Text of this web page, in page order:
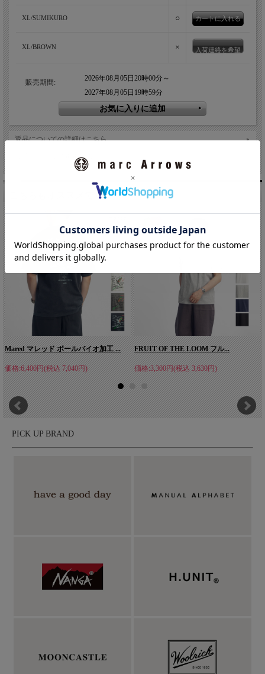
ゆったりワイドなシルエットは裾をギュッと絞れ
るドローコード内蔵。
本体に関しては、ボックス型の幅広な身頃、アームホールもやや
広めで、オーバーなサイズ感のゆったりシルエット。少し長めの
着丈は、裾にドローコードを内蔵することで、裾が絞れる仕様
に。裾が絞れるようになったことで、身幅は広いけど着丈はコン
パクトな、イマの気分で着用できる一着に。スウェットのように
裾に丸みも出せて、着こなしのアレンジも可能なのです。首裏か
ら肩にかけてはタコバインダーを通した型崩れしにくい襟。
思想。そして、日本の山の記憶。
ローマ帝国時代の碑文に由来する文字に、フランスからアメリカ
大国による不穏なニュースが多いこの分断の時代でも、文化は交
われるよという意味を込めたわけです。
プリントは国内工場にてシルクスクリーンの半ラバーと染み込み
XL/SUMIKURO ○
XL/BROWN × 入荷連絡を希望
販売期間:
2026年08月05日20時00分～
2027年08月05日19時59分
返品についての詳細はこちら
友達にメールですすめる
こちらもオススメです。
Mared マレッド ボールバイオ加工 ...
価格:6,400円(税込 7,040円)
FRUIT OF THE LOOM フル...
価格:3,300円(税込 3,630円)
PICK UP BRAND